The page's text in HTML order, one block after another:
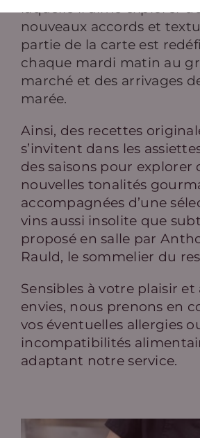
laquelle il aime explorer
nouveaux accords et
partie de la carte est
chaque mardi matin au
marché et des arrivages
marée.
Ainsi, des recettes
s’invitent dans les
des saisons pour explorer
nouvelles tonalités
accompagnées d’une
vins aussi insolite que
proposé en salle par
Rauld, le sommelier du
Sensibles à votre plaisir et
envies, nous prenons en
vos éventuelles allergies
incompatibilités
adaptant notre service.